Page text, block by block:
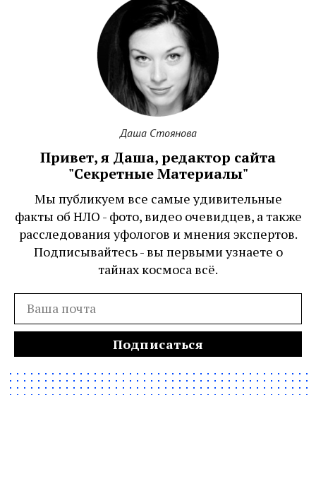
Даша Стоянова
Привет, я Даша, редактор сайта
"Секретные Материалы"
Мы публикуем все самые удивительные
факты об НЛО - фото, видео очевидцев, а также
расследования уфологов и мнения экспертов.
Подписывайтесь - вы первыми узнаете о
тайнах космоса всё.
Подписаться